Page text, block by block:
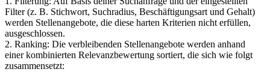
Filter (z. B. Stichwort, Suchradius, Beschäftigungsart und Gehalt)
werden Stellenangebote, die diese harten Kriterien nicht erfüllen,
ausgeschlossen.
2. Ranking: Die verbleibenden Stellenangebote werden anhand
einer kombinierten Relevanzbewertung sortiert, die sich wie folgt
zusammensetzt: